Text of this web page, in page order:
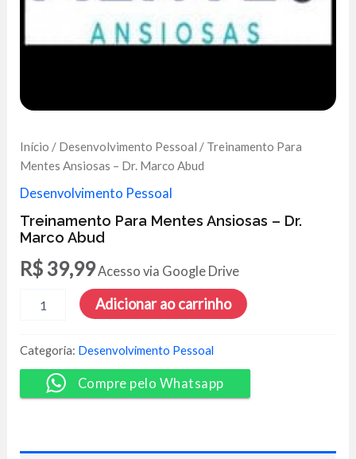
Início / Desenvolvimento Pessoal / Treinamento Para
Mentes Ansiosas – Dr. Marco Abud
Desenvolvimento Pessoal
Treinamento Para Mentes Ansiosas – Dr.
Marco Abud
R$ 39,99Acesso via Google Drive
Treinamento
Para
Ansiosas
-
Dr.
Marco
Adicionar ao carrinho
Categoria: Desenvolvimento Pessoal
Compre pelo Whatsapp